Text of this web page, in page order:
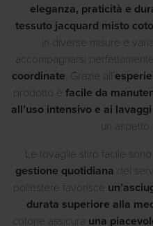
€
a
2
9
,
eleganza, praticità e
tessuto jacquard misto
in diverse misure e
accompagnarsi
coordinate. Grazie all’
prodotto è facile da
all’uso intensivo e ai
un
Le tovaglie stiro facile
gestione quotidiana del
poliestere favorisce
durata superiore alla
cotone assicura una